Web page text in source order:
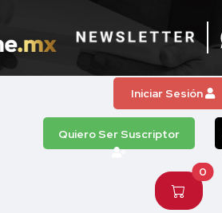
Iniciar Sesión
Quiero Ser Suscriptor
0